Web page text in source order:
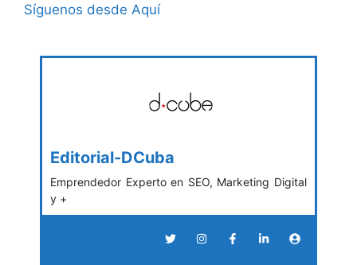
Síguenos desde Aquí
Editorial-DCuba
Emprendedor Experto en SEO, Marketing Digital
y +